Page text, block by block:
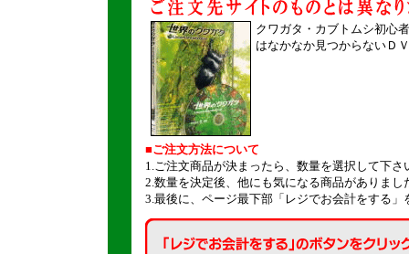
クワガタ・カブトムシ初心
はなかなか見つからないＤ
■ご注文方法について
1.ご注文商品が決まったら、数量を選択して下さ
2.数量を決定後、他にも気になる商品がありま
3.最後に、ページ最下部「レジでお会計をする」